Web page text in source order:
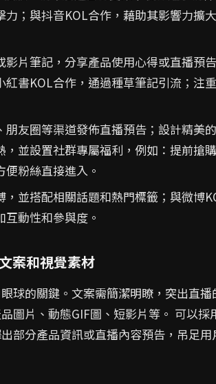
力；與抖音KOL合作，藉助其影響力擴
影片筆記，分享產品使用心得或直播預
紅書KOL合作，通過種草筆記引流；注
朋友圈等渠道發佈直播預告；設計精美
，並設置社群專屬福利，例如：提前搶
粉絲直接進入。
，並搭配相關話題和熱門標籤；與微博
動性和參與度。
案和視覺素材
球的關鍵。文案需簡潔明瞭，突出直
圖片、動態GIF圖、短影片等。 可以
部分產品資訊或直播內容預告，吊足用